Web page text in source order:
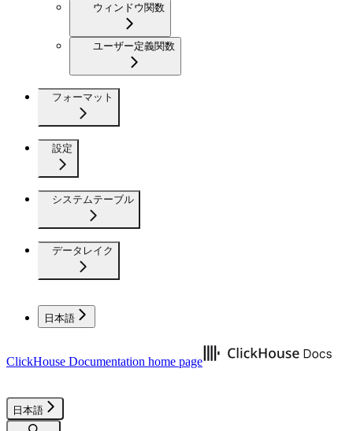
ウィンドウ関数
ユーザー定義関数
フォーマット
設定
システムテーブル
データレイク
日本語
ClickHouse Documentation home page
日本語